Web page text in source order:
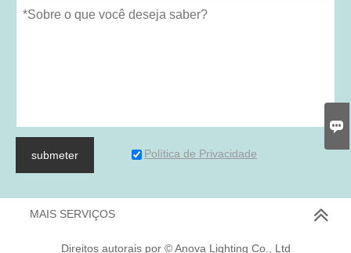
submeter Política de Privacidade
MAIS SERVIÇOS
Direitos autorais por © Anova Lighting Co., Ltd
